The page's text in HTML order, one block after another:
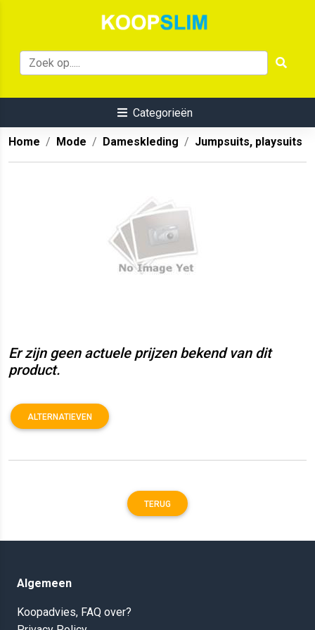
Categorieën
Home Mode Dameskleding Jumpsuits, playsuits
Er zijn geen actuele prijzen bekend van dit
product.
ALTERNATIEVEN
TERUG
Algemeen
Koopadvies, FAQ over?